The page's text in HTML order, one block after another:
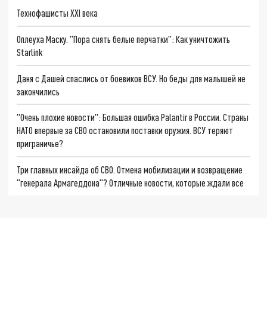
Технофашисты XXI века
Оплеуха Маску. "Пора снять белые перчатки": Как уничтожить
Starlink
Даня с Дашей спаслись от боевиков ВСУ. Но беды для малышей не
закончились
"Очень плохие новости": Большая ошибка Palantir в России. Страны
НАТО впервые за СВО остановили поставки оружия. ВСУ теряют
приграничье?
Три главных инсайда об СВО. Отмена мобилизации и возвращение
"генерала Армагеддона"? Отличные новости, которые ждали все